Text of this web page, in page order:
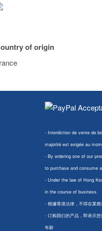
of origin
- Interdiction de vente de
majorité est exigée au
- By ordering one of our
to purchase and consume
- Under the law of Hong
in the course of business.
- 根據香港法律，不得在業務
- 订购我们的产品，即表示
年龄